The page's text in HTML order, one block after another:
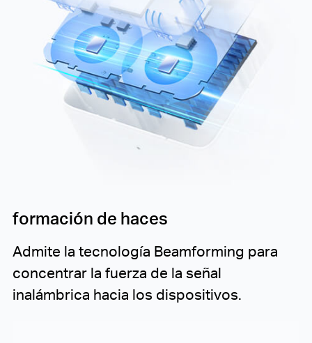
formación de haces
Admite la tecnología Beamforming para
concentrar la fuerza de la señal
inalámbrica hacia los dispositivos.